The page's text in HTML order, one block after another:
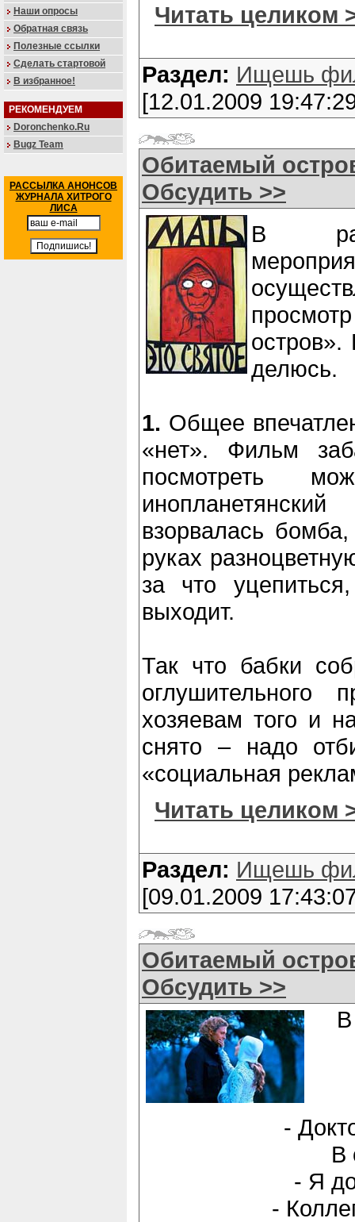
Наши опросы
Обратная связь
Полезные ссылки
Сделать стартовой
В избранное!
РЕКОМЕНДУЕМ
Doronchenko.Ru
Bugz Team
РАССЫЛКА АНОНСОВ
ЖУРНАЛА ХИТРОГО
ЛИСА
Читать целиком
Раздел: Ищешь
[12.01.2009
Обитаемый
Обсудить >>
В
остров».
делюсь.
1. Общее
«нет». Фильм
посмотреть
взорвалась
руках
за что
выходит.
Так что бабки
хозяевам того и
снято – надо
«социальная
Читать целиком
Раздел: Ищешь
[09.01.2009
Обитаемый
Обсудить >>
-
В
- Я
-